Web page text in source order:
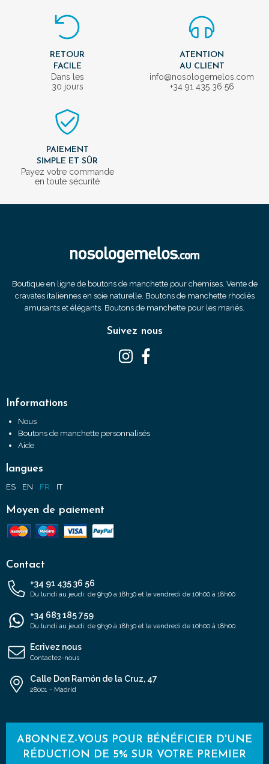
RETOUR
FACILE
Dans les
30 jours
ATENTION
AU CLIENT
info@nosologemelos.com
+34 91 435 36 56
PAIEMENT
SIMPLE ET SÛR
Payez votre commande
en toute sécurité
Boutique en ligne de boutons de manchette pour chemises. Vente de
cravates italiennes en soie naturelle. Boutons de manchette rhodiés
amusants et élégants. Boutons de manchette pour les mariés.
Suivez nous
Informations
Nous
Boutons de manchette personnalisés
Aide
langues
ES EN FR IT
Moyen de paiement
Contact
+34 91 435 36 56
Du lundi au jeudi: de 9h30 à 18h30 et le vendredi de 10h00 à 18h00
+34 683 185 759
Du lundi au jeudi: de 9h30 à 18h30 et le vendredi de 10h00 à 18h00
Ecrivez nous
Contactez-nous
Calle Don Ramón de la Cruz, 47
28001 - Madrid
ABONNEZ-VOUS POUR BÉNÉFICIER D'UNE
RÉDUCTION DE 5% SUR VOTRE PREMIER